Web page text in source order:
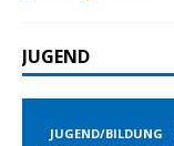
JUGEND
BILDUNG